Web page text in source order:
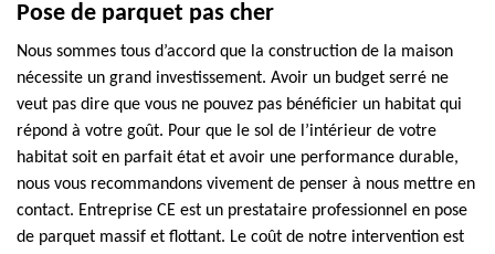
Pose de parquet pas cher
Nous sommes tous d’accord que la construction de la maison
nécessite un grand investissement. Avoir un budget serré ne
veut pas dire que vous ne pouvez pas bénéficier un habitat qui
répond à votre goût. Pour que le sol de l’intérieur de votre
habitat soit en parfait état et avoir une performance durable,
nous vous recommandons vivement de penser à nous mettre en
contact. Entreprise CE est un prestataire professionnel en pose
de parquet massif et flottant. Le coût de notre intervention est